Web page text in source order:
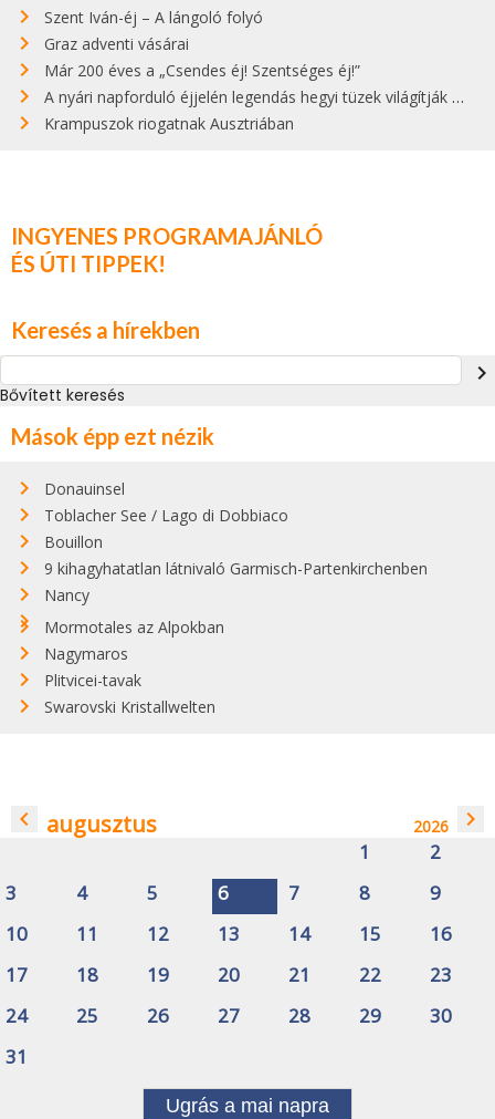
Szent Iván-éj – A lángoló folyó
Graz adventi vásárai
Már 200 éves a „Csendes éj! Szentséges éj!”
A nyári napforduló éjjelén legendás hegyi tüzek világítják meg Zugspitzét
Krampuszok riogatnak Ausztriában
INGYENES PROGRAMAJÁNLÓ
ÉS ÚTI TIPPEK!
Keresés a hírekben
navigate_next
Bővített keresés
Mások épp ezt nézik
Donauinsel
Toblacher See / Lago di Dobbiaco
Bouillon
9 kihagyhatatlan látnivaló Garmisch-Partenkirchenben
Nancy
Mormotales az Alpokban
Nagymaros
Plitvicei-tavak
Swarovski Kristallwelten
navigate_before augusztus 2026 navigate_next
1
2
3
4 5 6 7 8
9
10
11 12 13 14 15
16
17
18 19 20 21 22
23
24
25 26 27 28 29
30
31
Ugrás a mai napra